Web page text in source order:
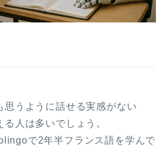
思うように話せる実感がない
人は多いでしょう。
で2年半フランス語を学んで